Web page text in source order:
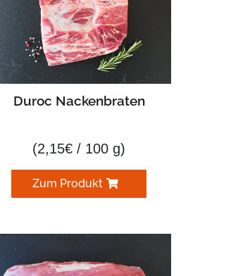
Duroc Nackenbraten
(2,15€ / 100 g)
Zum Produkt